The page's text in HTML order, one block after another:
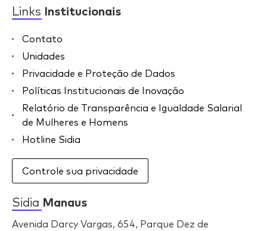
Links Institucionais
Contato
Unidades
Privacidade e Proteção de Dados
Políticas Institucionais de Inovação
Relatório de Transparência e Igualdade Salarial
de Mulheres e Homens
Hotline Sidia
Controle sua privacidade
Sidia Manaus
Avenida Darcy Vargas, 654, Parque Dez de